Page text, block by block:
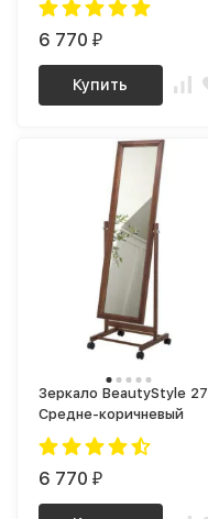
6 770₽
Купить
Зеркало BeautyStyle 27
Средне-коричневый
6 770₽